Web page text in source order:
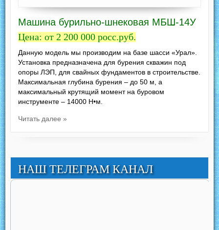
Машина бурильно-шнековая МБШ-14У
Цена: от 2 200 000 росс.руб.
Данную модель мы производим на базе шасси «Урал».
Установка предназначена для бурения скважин под
опоры ЛЭП, для свайных фундаментов в строительстве.
Максимальная глубина бурения – до 50 м, а
максимальный крутящий момент на буровом
инструменте – 14000 Н•м.
Читать далее »
НАШ ТЕЛЕГРАМ КАНАЛ